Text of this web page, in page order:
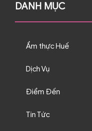
DANH MỤC
Ẩm thực Huế
Dịch Vụ
Điểm Đến
Tin Tức